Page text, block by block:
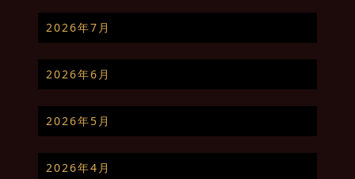
2026年7月
2026年6月
2026年5月
2026年4月